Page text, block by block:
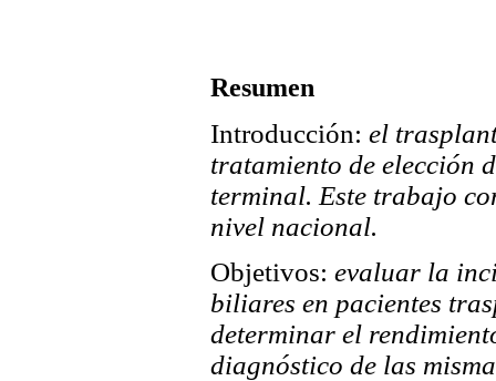
Resumen
Introducción: el
tratamiento de elección
terminal. Este trabajo
nivel nacional.
Objetivos: evaluar la
biliares en pacientes
determinar el
diagnóstico de las